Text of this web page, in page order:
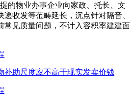
的物业办事企业向家政、托长、文
收发等范畴延长，沉点针对隔音、
常见质量问题，不计入容积率建建面
补助尺度应不高于现实发卖价钱